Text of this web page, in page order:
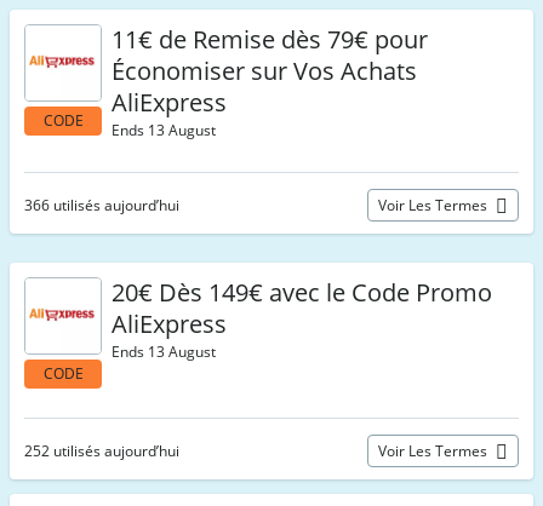
CODE
11€ de Remise dès 79€ pour
Économiser sur Vos Achats
AliExpress
Ends 13 August
366 utilisés aujourd’hui Voir Les Termes
CODE
20€ Dès 149€ avec le Code Promo
AliExpress
Ends 13 August
252 utilisés aujourd’hui Voir Les Termes